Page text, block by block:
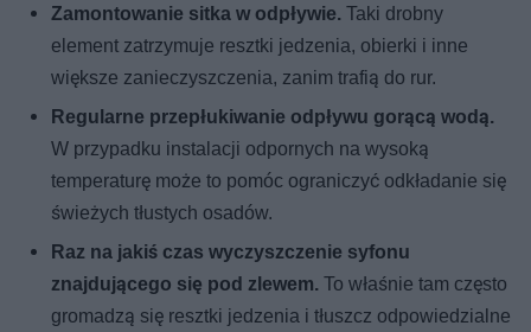
Zamontowanie sitka w odpływie.Taki drobny
element zatrzymuje resztki jedzenia, obierki i inne
większe zanieczyszczenia, zanim trafią do rur.
Regularne przepłukiwanie odpływu gorącą wodą.
W przypadku instalacji odpornych na wysoką
temperaturę może to pomóc ograniczyć odkładanie się
świeżych tłustych osadów.
Raz na jakiś czas wyczyszczenie syfonu
znajdującego się pod zlewem. To właśnie tam często
gromadzą się resztki jedzenia i tłuszcz odpowiedzialne